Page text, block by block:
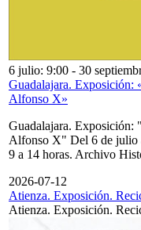
6 julio: 9:00 - 30
Guadalajara. Exposición:
Alfonso X»
Guadalajara. Exposición:
Alfonso X" Del 6 de julio
9 a 14 horas. Archivo
2026-07-12
Atienza. Exposición.
Atienza. Exposición.